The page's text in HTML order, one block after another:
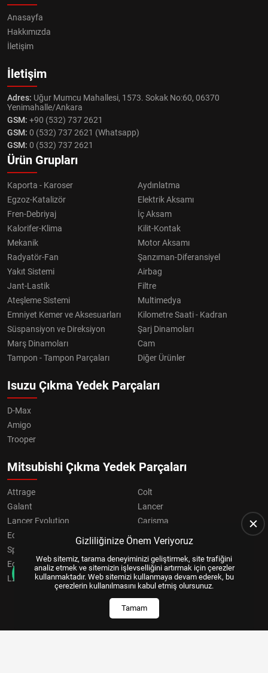
Anasayfa
Hakkımızda
İletişim
İletişim
Adres: Uğur Mumcu Mahallesi, 1573. Sokak No:60, 06370
Yenimahalle/Ankara
GSM: +90 (532) 737 2621
GSM: 0 (532) 737 2621 (Whatsapp)
GSM: 0 (532) 737 2621
Ürün Grupları
Kaporta - Karoser
Aydınlatma
Egzoz-Katalizör
Elektrik Aksamı
Fren-Debriyaj
İç Aksam
Kalorifer-Klima
Kilit-Kontak
Mekanik
Motor Aksamı
Radyatör-Fan
Şanzıman-Diferansiyel
Yakıt Sistemi
Airbag
Jant-Lastik
Filtre
Ateşleme Sistemi
Multimedya
Emniyet Kemer ve Aksesuarları
Kilometre Saati - Kadran
Süspansiyon ve Direksiyon
Şarj Dinamoları
Marş Dinamoları
Cam
Tampon - Tampon Parçaları
Diğer Ürünler
Isuzu Çıkma Yedek Parçaları
D-Max
Amigo
Trooper
Mitsubishi Çıkma Yedek Parçaları
Attrage
Colt
Galant
Lancer
Lancer Evolution
Carisma
Eclipse
Grandis
Space Star
Eclipse Cross
OUTLANDER
L200
Pajero
Gizliliğinize Önem Veriyoruz
Web sitemiz, tarama deneyiminizi geliştirmek, site trafiğini
analiz etmek ve sitemizin işlevselliğini artırmak için çerezler
kullanmaktadır. Web sitemizi kullanmaya devam ederek, bu
çerezlerin kullanılmasını kabul etmiş olursunuz.
Tamam